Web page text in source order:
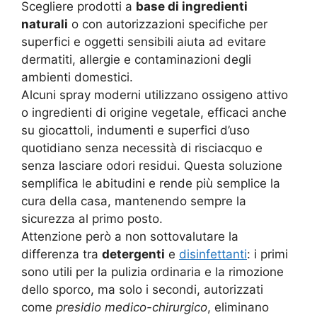
Scegliere prodotti a base di ingredienti
naturali o con autorizzazioni specifiche per
superfici e oggetti sensibili aiuta ad evitare
dermatiti, allergie e contaminazioni degli
ambienti domestici.
Alcuni spray moderni utilizzano ossigeno attivo
o ingredienti di origine vegetale, efficaci anche
su giocattoli, indumenti e superfici d’uso
quotidiano senza necessità di risciacquo e
senza lasciare odori residui. Questa soluzione
semplifica le abitudini e rende più semplice la
cura della casa, mantenendo sempre la
sicurezza al primo posto.
Attenzione però a non sottovalutare la
differenza tra detergenti e disinfettanti: i primi
sono utili per la pulizia ordinaria e la rimozione
dello sporco, ma solo i secondi, autorizzati
come presidio medico-chirurgico, eliminano